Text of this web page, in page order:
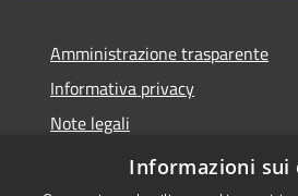
Amministrazione trasparente
Informativa privacy
Note legali
Dichiarazione di accessibilità
Informazioni sui